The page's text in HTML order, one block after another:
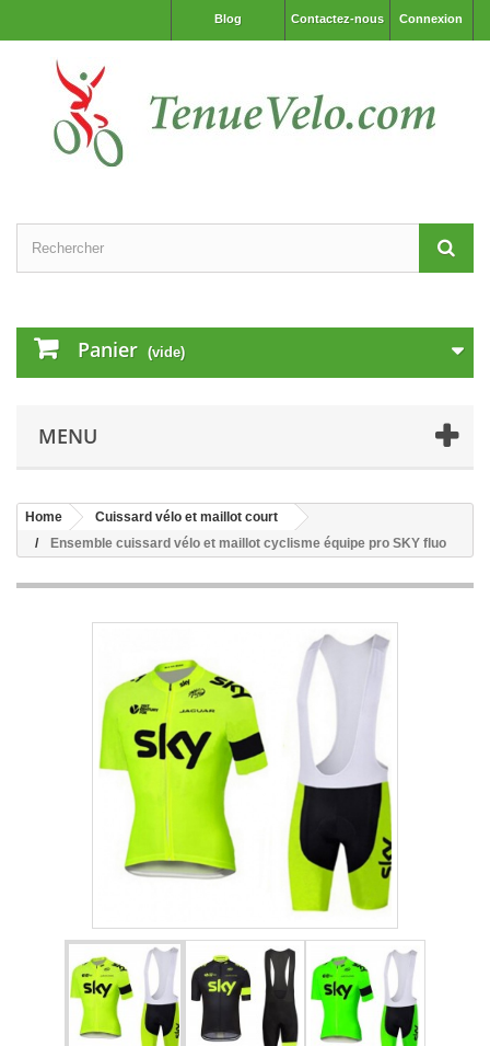
Connexion
Contactez-nous
Blog
Panier (vide)
MENU
Home
Cuissard vélo et maillot court
Ensemble cuissard vélo et maillot cyclisme équipe pro SKY fluo